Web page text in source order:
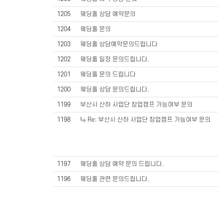
1205 웨딩홀 상담 예약문의
1204 웨딩홀 문의
1203 웨딩홀 상담예약문의드립니다
1202 웨딩홀 일정 문의드립니다.
1201 웨딩홀 문의 드립니다
1200 웨딩홀 상담 문의드립니다.
1199 부산시 산하 사업단 창업캠프 가능여부 문의
1198 Re: 부산시 산하 사업단 창업캠프 가능여부 문의
1197 웨딩홀 상담 예약 문의 드립니다.
1196 웨딩홀 관련 문의드립니다.